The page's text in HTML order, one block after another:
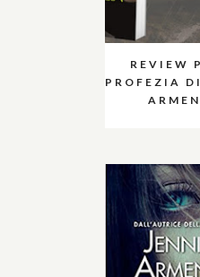
REVIEW
PROFEZIA